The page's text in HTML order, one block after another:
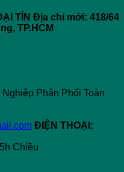
Chiếu
Sáng
Pickleball
và
Triển
TÍN Địa chỉ mới: 418/64
TP.HCM
Phân Phối Toàn
ĐIỆN THOẠI:
Chiều